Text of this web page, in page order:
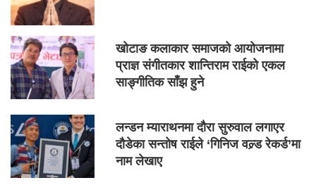
खोटाङ कलाकार समाजको आयोजनामा
प्राज्ञ संगीतकार शान्तिराम राईको एकल
साङ्गीतिक साँझ हुने
लन्डन म्याराथनमा दौरा सुरुवाल लगाएर
दौडेका सन्तोष राईले ‘गिनिज वल्र्ड रेकर्ड’मा
नाम लेखाए